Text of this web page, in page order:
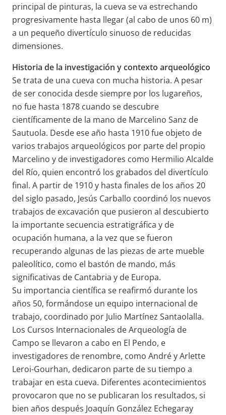
principal de pinturas, la cueva se va estrechando
progresivamente hasta llegar (al cabo de unos 60 m)
a un pequeño divertículo sinuoso de reducidas
dimensiones.
Historia de la investigación y contexto arqueológico
Se trata de una cueva con mucha historia. A pesar
de ser conocida desde siempre por los lugareños,
no fue hasta 1878 cuando se descubre
científicamente de la mano de Marcelino Sanz de
Sautuola. Desde ese año hasta 1910 fue objeto de
varios trabajos arqueológicos por parte del propio
Marcelino y de investigadores como Hermilio Alcalde
del Río, quien encontró los grabados del divertículo
final. A partir de 1910 y hasta finales de los años 20
del siglo pasado, Jesús Carballo coordinó los nuevos
trabajos de excavación que pusieron al descubierto
la importante secuencia estratigráfica y de
ocupación humana, a la vez que se fueron
recuperando algunas de las piezas de arte mueble
paleolítico, como el bastón de mando, más
significativas de Cantabria y de Europa.
Su importancia científica se reafirmó durante los
años 50, formándose un equipo internacional de
trabajo, coordinado por Julio Martínez Santaolalla.
Los Cursos Internacionales de Arqueología de
Campo se llevaron a cabo en El Pendo, e
investigadores de renombre, como André y Arlette
Leroi-Gourhan, dedicaron parte de su tiempo a
trabajar en esta cueva. Diferentes acontecimientos
provocaron que no se publicaran los resultados, si
bien años después Joaquín González Echegaray